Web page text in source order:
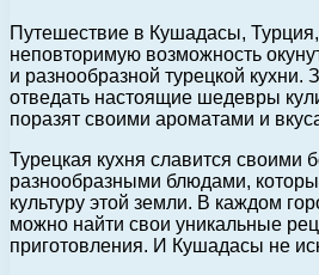
Путешествие в Кушадасы,
неповторимую возможность
и разнообразной турецкой кухни.
отведать настоящие шедевры
поразят своими ароматами и
Турецкая кухня славится своими
разнообразными блюдами,
культуру этой земли. В каждом
можно найти свои уникальные
приготовления. И Кушадасы не